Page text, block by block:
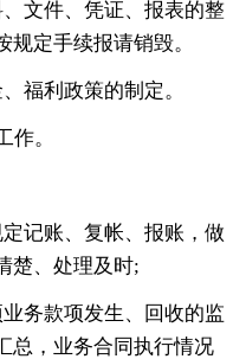
文件、凭证、报表的整
定手续报请销毁。
福利政策的制定。
作。
记账、复帐、报账，做
楚、处理及时;
务款项发生、回收的监
总，业务合同执行情况